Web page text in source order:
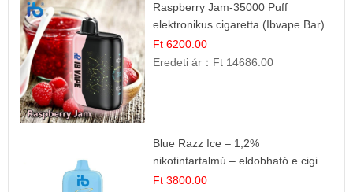
Raspberry Jam-35000 Puff
elektronikus cigaretta (Ibvape Bar)
Ft 6200.00
Eredeti ár： Ft 14686.00
Blue Razz Ice – 1,2%
nikotintartalmú – eldobható e cigi
Ft 3800.00